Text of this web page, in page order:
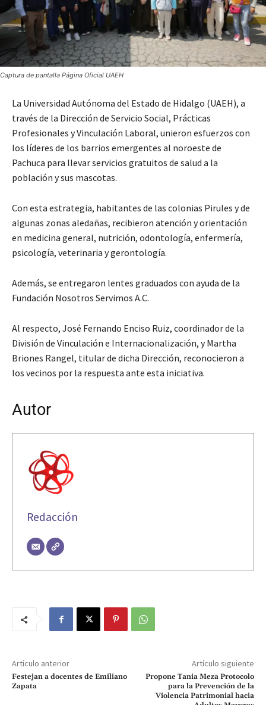
Captura de pantalla Página Oficial UAEH
La Universidad Autónoma del Estado de Hidalgo (UAEH), a
través de la Dirección de Servicio Social, Prácticas
Profesionales y Vinculación Laboral, unieron esfuerzos con
los líderes de los barrios emergentes al noroeste de
Pachuca para llevar servicios gratuitos de salud a la
población y sus mascotas.
Con esta estrategia, habitantes de las colonias Pirules y de
algunas zonas aledañas, recibieron atención y orientación
en medicina general, nutrición, odontología, enfermería,
psicología, veterinaria y gerontología.
Además, se entregaron lentes graduados con ayuda de la
Fundación Nosotros Servimos A.C.
Al respecto, José Fernando Enciso Ruiz, coordinador de la
División de Vinculación e Internacionalización, y Martha
Briones Rangel, titular de dicha Dirección, reconocieron a
los vecinos por la respuesta ante esta iniciativa.
Autor
Redacción
Artículo anterior
Festejan a docentes de Emiliano
Zapata
Artículo siguiente
Propone Tania Meza Protocolo
para la Prevención de la
Violencia Patrimonial hacia